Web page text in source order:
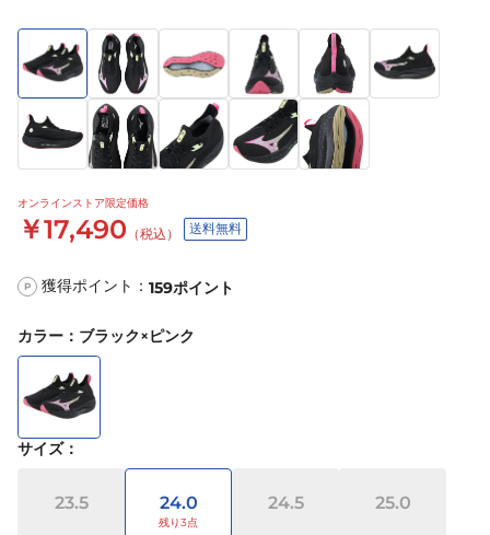
オンラインストア限定価格
￥17,490 （税込） 送料無料
P 獲得ポイント： 159ポイント
カラー ： ブラック×ピンク
サイズ：
23.5 24.0 24.5 25.0